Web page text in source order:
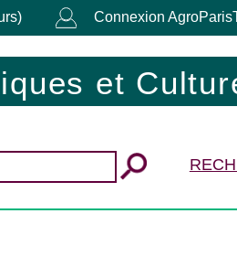
Connexion
et